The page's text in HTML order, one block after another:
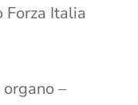
Italia
–